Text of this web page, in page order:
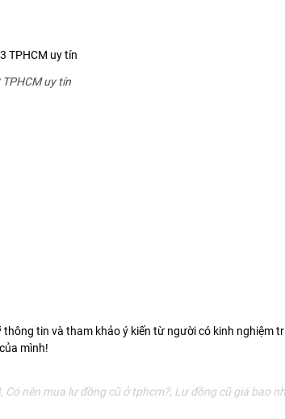
uy tín
thông tin và tham khảo ý kiến từ người có kinh nghiệm
mình!
nên mua lư đồng cũ ở tphcm?, Lư đồng cũ giá bao